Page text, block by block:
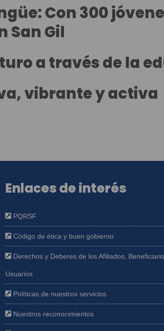
Con 300
San Gil
a través de la
vibrante y activa
Enlaces de interés
PQRSF
Código de ética y buen gobierno
Derechos y Deberes de los Afiliados,
Usuarios
Políticas de nuestros servicios
Nuestros reconocimientos